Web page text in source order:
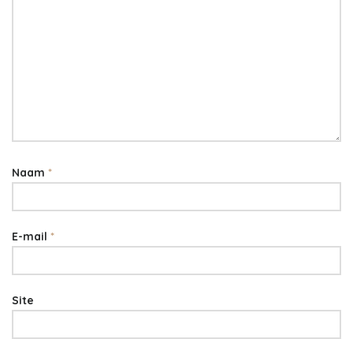
Naam *
E-mail *
Site